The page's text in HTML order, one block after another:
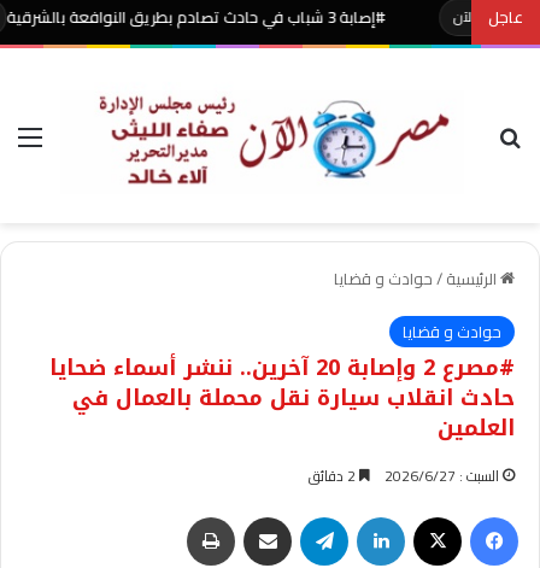
عاجل #إصابة 3 شباب في حادث تصادم بطريق النوافعة بالشرقية مصر الآن
بحث عن
الرئيسية/حوادث و قضايا
حوادث و قضايا
#مصرع 2 وإصابة 20 آخرين.. ننشر أسماء ضحايا
حادث انقلاب سيارة نقل محملة بالعمال في
العلمين
السبت : 2026/6/27
فيسبوك لينكدإن تيلقرام مشاركة عبر البريد